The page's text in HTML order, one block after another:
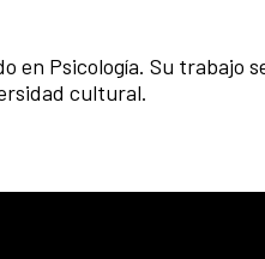
en Psicología. Su trabajo
cultural.